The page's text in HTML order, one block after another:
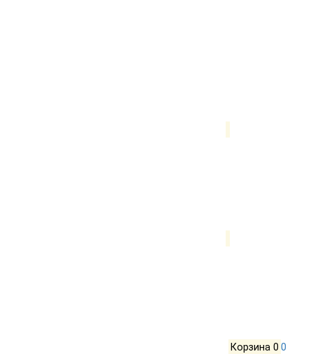
Корзина 0 0